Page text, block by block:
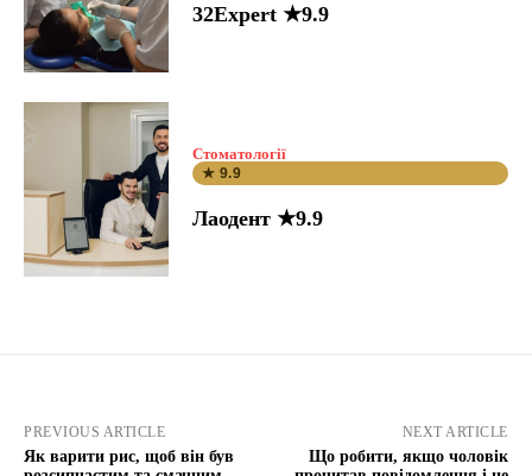
32Expert ★9.9
Стоматології
★ 9.9
Лаодент ★9.9
PREVIOUS ARTICLE
Як варити рис, щоб він був
NEXT ARTICLE
Що робити, якщо чоловік